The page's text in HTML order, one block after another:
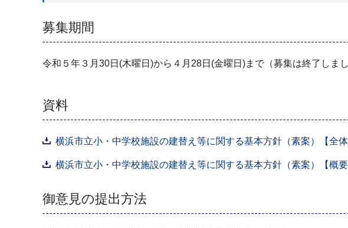
募集期間
令和５年３月30日(木曜日)から４月28日(金曜日)まで（募集は終了しまし
資料
横浜市立小・中学校施設の建替え等に関する基本方針（素案）【全
横浜市立小・中学校施設の建替え等に関する基本方針（素案）【概
御意見の提出方法